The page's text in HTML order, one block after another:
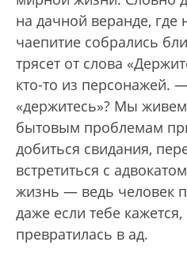
на дачной веранде,
чаепитие собрались
трясет от слова
кто-то из персонажей.
«держитесь»? Мы
бытовым проблемам
добиться свидания,
встретиться с
жизнь — ведь человек
даже если тебе
превратилась в ад.